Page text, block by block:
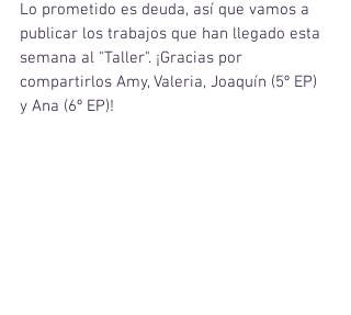
Lo prometido es deuda, así que vamos a
publicar los trabajos que han llegado esta
semana al "Taller". ¡Gracias por
compartirlos Amy, Valeria, Joaquín (5º EP)
y Ana (6º EP)!